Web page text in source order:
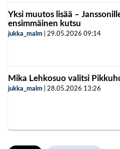
Yksi muutos lisää –
ensimmäinen kutsu
jukka_malm 29.05.2026 09:14
Mika Lehkosuo valitsi
jukka_malm 28.05.2026 13:26